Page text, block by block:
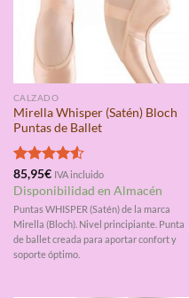
CALZADO
Mirella Whisper (Satén) Bloch
Puntas de Ballet
Valorado
con4.50
de 5
85,95€ IVA incluido
Disponibilidad en Almacén
Puntas WHISPER (Satén) de la marca
Mirella (Bloch). Nivel principiante. Punta
de ballet creada para aportar confort y
soporte óptimo.